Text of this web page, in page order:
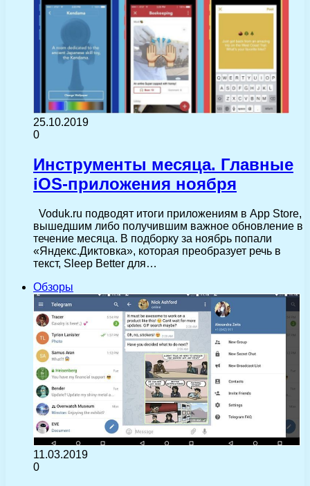
25.10.2019
0
Инструменты месяца. Главные
iOS-приложения ноября
Voduk.ru подводят итоги приложениям в App Store,
вышедшим либо получившим важное обновление в
течение месяца. В подборку за ноябрь попали
«Яндекс.Диктовка», которая преобразует речь в
текст, Sleep Better для…
Обзоры
11.03.2019
0